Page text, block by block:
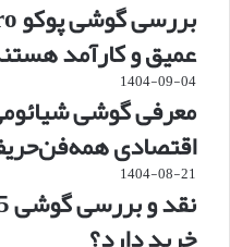
عمیق و کارآمد
1404-09-04
اقتصادی
1404-08-21